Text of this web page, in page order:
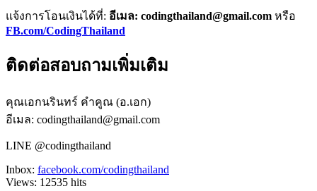
แจ้งการโอนเงินได้ที่: อีเมล: codingthailand@gmail.com หรือ
FB.com/CodingThailand
ติดต่อสอบถามเพิ่มเติม
คุณเอกนรินทร์ คำคูณ (อ.เอก)
อีเมล: codingthailand@gmail.com
LINE @codingthailand
Inbox: facebook.com/codingthailand
Views: 12535 hits